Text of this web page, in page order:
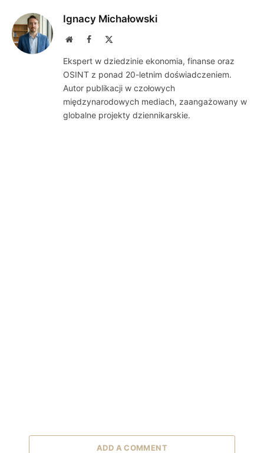
Ignacy Michałowski
WebsiteFacebook
Ekspert w dziedzinie ekonomia, finanse oraz
OSINT z ponad 20-letnim doświadczeniem.
Autor publikacji w czołowych
międzynarodowych mediach, zaangażowany w
globalne projekty dziennikarskie.
ADD A COMMENT